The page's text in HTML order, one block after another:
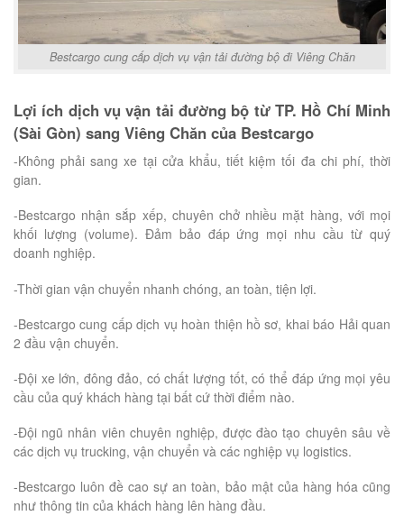
Bestcargo cung cấp dịch vụ vận tải đường bộ đi Viêng Chăn
Lợi ích dịch vụ vận tải đường bộ từ TP. Hồ Chí Minh
(Sài Gòn) sang Viêng Chăn của Bestcargo
-Không phải sang xe tại cửa khẩu, tiết kiệm tối đa chi phí, thời
gian.
-Bestcargo nhận sắp xếp, chuyên chở nhiều mặt hàng, với mọi
khối lượng (volume). Đảm bảo đáp ứng mọi nhu cầu từ quý
doanh nghiệp.
-Thời gian vận chuyển nhanh chóng, an toàn, tiện lợi.
-Bestcargo cung cấp dịch vụ hoàn thiện hồ sơ, khai báo Hải quan
2 đầu vận chuyển.
-Đội xe lớn, đông đảo, có chất lượng tốt, có thể đáp ứng mọi yêu
cầu của quý khách hàng tại bất cứ thời điểm nào.
-Đội ngũ nhân viên chuyên nghiệp, được đào tạo chuyên sâu về
các dịch vụ trucking, vận chuyển và các nghiệp vụ logistics.
-Bestcargo luôn đề cao sự an toàn, bảo mật của hàng hóa cũng
như thông tin của khách hàng lên hàng đầu.